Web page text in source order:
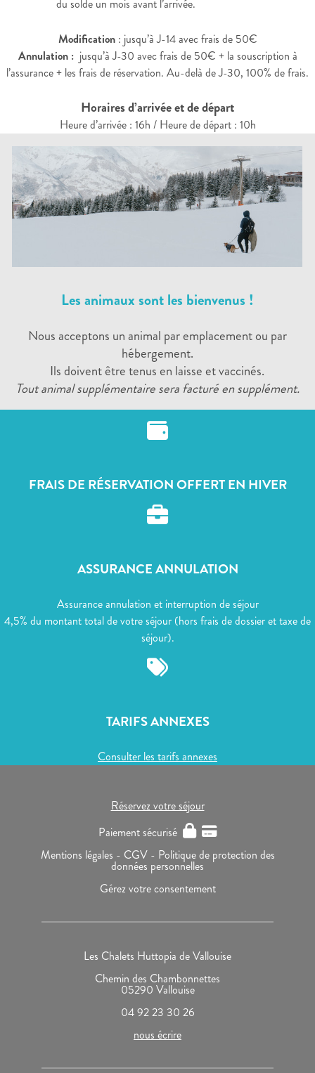
du solde un mois avant l’arrivée.
Modification: jusqu’à J-14 avec frais de 50€
Annulation : jusqu’à J-30 avec frais de 50€ + la souscription à
l’assurance + les frais de réservation. Au-delà de J-30, 100% de frais.
Horaires d’arrivée et de départ
Heure d’arrivée : 16h / Heure de départ : 10h
Les animaux sont les bienvenus !
Nous acceptons un animal par emplacement ou par
hébergement.
Ils doivent être tenus en laisse et vaccinés.
Tout animal supplémentaire sera facturé en supplément.
FRAIS DE RÉSERVATION OFFERT EN HIVER
ASSURANCE ANNULATION
Assurance annulation et interruption de séjour
4,5% du montant total de votre séjour (hors frais de dossier et taxe de
séjour).
TARIFS ANNEXES
Consulter les tarifs annexes
Réservez votre séjour
Paiement sécurisé
Mentions légales - CGV - Politique de protection des
données personnelles
Gérez votre consentement
Les Chalets Huttopia de Vallouise
Chemin des Chambonnettes
05290 Vallouise
04 92 23 30 26
nous écrire